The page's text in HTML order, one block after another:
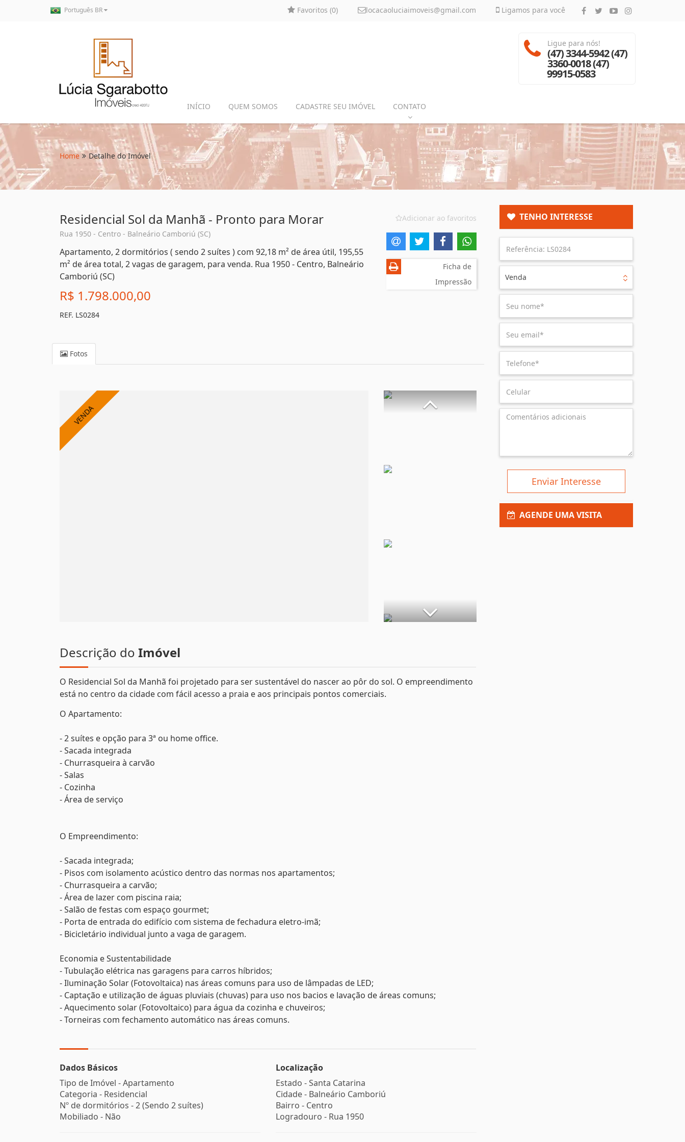
Português BR Ligamos para você
locacaoluciaimoveis@gmail.com
Favoritos (0)
INÍCIO QUEM SOMOS CADASTRE SEU IMÓVEL CONTATO
Ligue para nós!
(47) 3344-5942 (47)
3360-0018 (47)
99915-0583
Home Detalhe do Imóvel
Residencial Sol da Manhã - Pronto para Morar
Rua 1950 - Centro - Balneário Camboriú (SC)
Apartamento, 2 dormitórios ( sendo 2 suítes ) com 92,18 m² de área útil, 195,55
m² de área total, 2 vagas de garagem, para venda. Rua 1950 - Centro, Balneário
Camboriú (SC)
R$ 1.798.000,00
REF. LS0284
Adicionar ao favoritos
Ficha de
Impressão
Fotos
Descrição do Imóvel
O Residencial Sol da Manhã foi projetado para ser sustentável do nascer ao pôr do sol. O empreendimento
está no centro da cidade com fácil acesso a praia e aos principais pontos comerciais.
O Apartamento:
- 2 suítes e opção para 3ª ou home office.
- Sacada integrada
- Churrasqueira à carvão
- Salas
- Cozinha
- Área de serviço
O Empreendimento:
- Sacada integrada;
- Pisos com isolamento acústico dentro das normas nos apartamentos;
- Churrasqueira a carvão;
- Área de lazer com piscina raia;
- Salão de festas com espaço gourmet;
- Porta de entrada do edifício com sistema de fechadura eletro-imã;
- Bicicletário individual junto a vaga de garagem.
Economia e Sustentabilidade
- Tubulação elétrica nas garagens para carros híbridos;
- Iluminação Solar (Fotovoltaica) nas áreas comuns para uso de lâmpadas de LED;
- Captação e utilização de águas pluviais (chuvas) para uso nos bacios e lavação de áreas comuns;
- Aquecimento solar (Fotovoltaico) para água da cozinha e chuveiros;
- Torneiras com fechamento automático nas áreas comuns.
Dados Básicos
Tipo de Imóvel - Apartamento
Categoria - Residencial
Nº de dormitórios - 2 (Sendo 2 suítes)
Mobiliado - Não
Localização
Estado -Santa Catarina
Cidade - Balneário Camboriú
Bairro - Centro
Logradouro - Rua 1950
TENHO INTERESSE
Venda
Enviar Interesse
AGENDE UMA VISITA